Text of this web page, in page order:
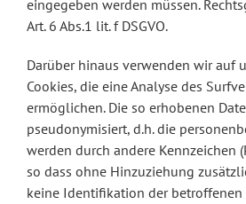
eingegeben werden müssen.
Art. 6 Abs.1 lit. f DSGVO.
Darüber hinaus verwenden wir auf
Cookies, die eine Analyse des
ermöglichen. Die so erhobenen
pseudonymisiert, d.h. die
werden durch andere Kennzeichen
so dass ohne Hinzuziehung
keine Identifikation der betroffenen